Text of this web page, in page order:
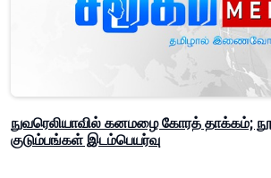
நுவரெலியாவில் கனமழை கோரத் தாக்கம்;
குடும்பங்கள் இடம்பெயர்வு